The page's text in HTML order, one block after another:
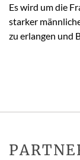
Es wird um die
starker
zu erlangen und